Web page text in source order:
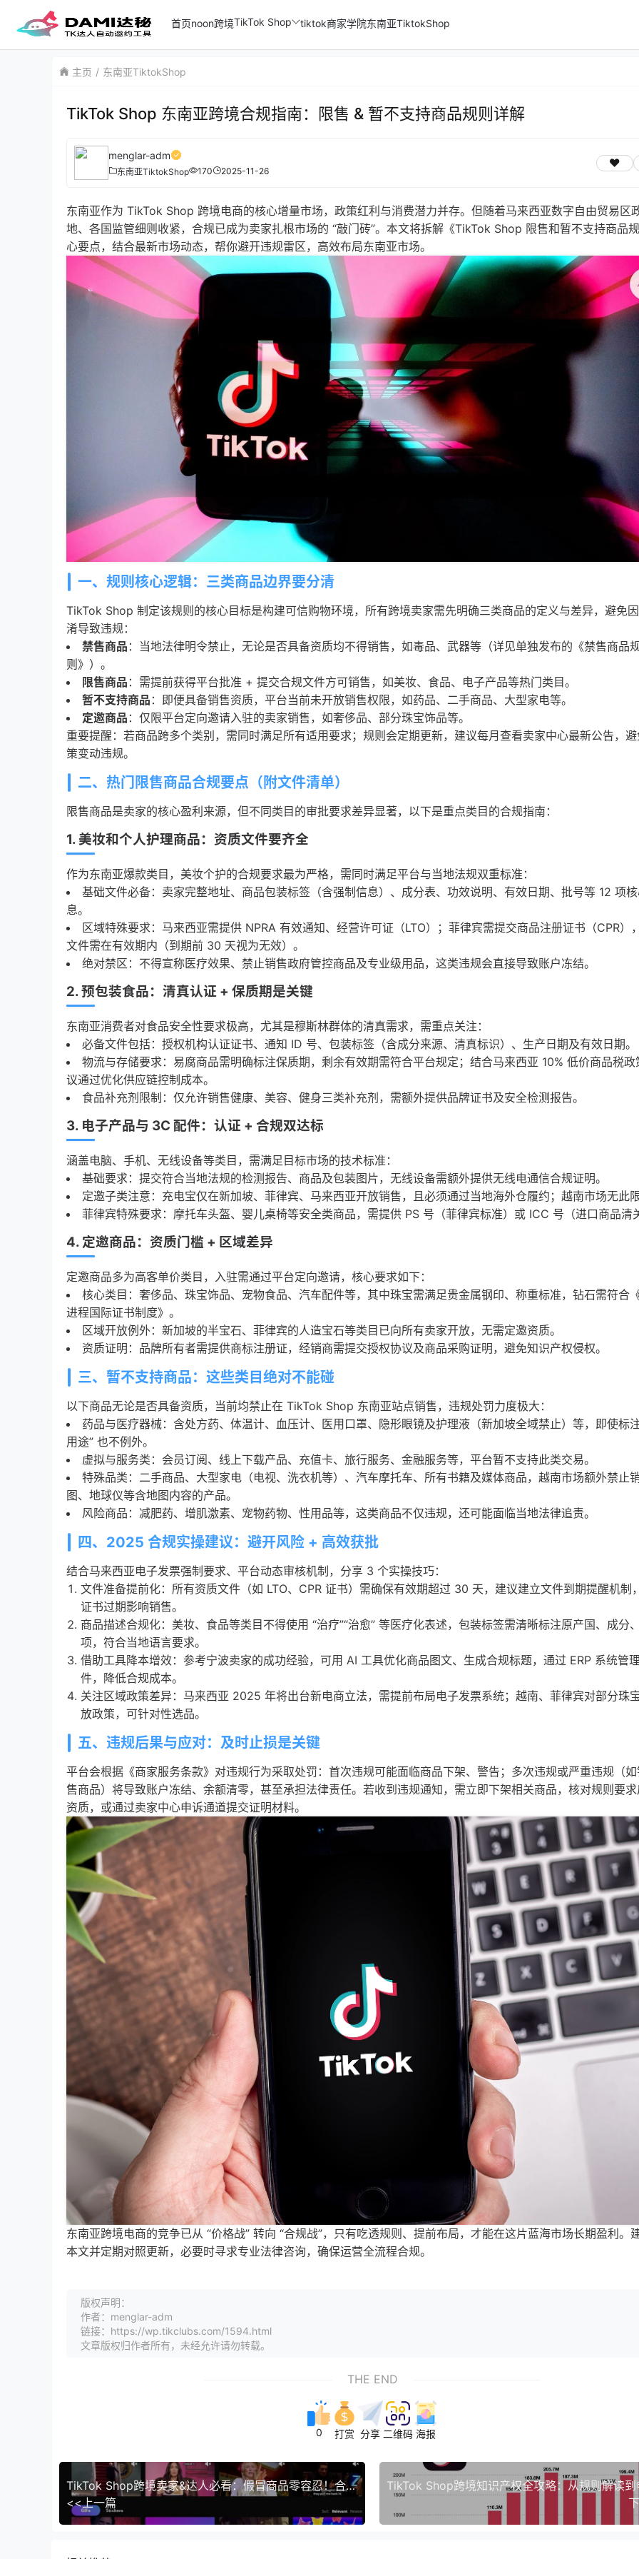
首页noon跨境TikTok Shop tiktok商家学院东南亚TiktokShop
主页 东南亚TiktokShop
TikTok Shop 东南亚跨境合规指南：限售 & 暂不支持商品规则详解
menglar-adm
东南亚TiktokShop 170 2025-11-26
东南亚作为 TikTok Shop 跨境电商的核心增量市场，政策红利与消费潜力并存。但随着马来西亚数字自由贸易区
地、各国监管细则收紧，合规已成为卖家扎根市场的 “敲门砖”。本文将拆解《TikTok Shop 限售和暂不支持商品
心要点，结合最新市场动态，帮你避开违规雷区，高效布局东南亚市场。
一、规则核心逻辑：三类商品边界要分清
TikTok Shop 制定该规则的核心目标是构建可信购物环境，所有跨境卖家需先明确三类商品的定义与差异，避免
淆导致违规：
禁售商品 ：当地法律明令禁止，无论是否具备资质均不得销售，如毒品、武器等（详见单独发布的《禁售商品
则》）。
限售商品 ：需提前获得平台批准 + 提交合规文件方可销售，如美妆、食品、电子产品等热门类目。
暂不支持商品 ：即便具备销售资质，平台当前未开放销售权限，如药品、二手商品、大型家电等。
定邀商品 ：仅限平台定向邀请入驻的卖家销售，如奢侈品、部分珠宝饰品等。
重要提醒：若商品跨多个类别，需同时满足所有适用要求；规则会定期更新，建议每月查看卖家中心最新公告，
策变动违规。
二、热门限售商品合规要点（附文件清单）
限售商品是卖家的核心盈利来源，但不同类目的审批要求差异显著，以下是重点类目的合规指南：
1. 美妆和个人护理商品：资质文件要齐全
作为东南亚爆款类目，美妆个护的合规要求最为严格，需同时满足平台与当地法规双重标准：
基础文件必备：卖家完整地址、商品包装标签（含强制信息）、成分表、功效说明、有效日期、批号等 12 项
息。
区域特殊要求：马来西亚需提供 NPRA 有效通知、经营许可证（LTO）；菲律宾需提交商品注册证书（CPR）
文件需在有效期内（到期前 30 天视为无效）。
绝对禁区：不得宣称医疗效果、禁止销售政府管控商品及专业级用品，这类违规会直接导致账户冻结。
2. 预包装食品：清真认证 + 保质期是关键
东南亚消费者对食品安全性要求极高，尤其是穆斯林群体的清真需求，需重点关注：
必备文件包括：授权机构认证证书、通知 ID 号、包装标签（含成分来源、清真标识）、生产日期及有效日期。
物流与存储要求：易腐商品需明确标注保质期，剩余有效期需符合平台规定；结合马来西亚 10% 低价商品税政
议通过优化供应链控制成本。
食品补充剂限制：仅允许销售健康、美容、健身三类补充剂，需额外提供品牌证书及安全检测报告。
3. 电子产品与 3C 配件：认证 + 合规双达标
涵盖电脑、手机、无线设备等类目，需满足目标市场的技术标准：
基础要求：提交符合当地法规的检测报告、商品及包装图片，无线设备需额外提供无线电通信合规证明。
定邀子类注意：充电宝仅在新加坡、菲律宾、马来西亚开放销售，且必须通过当地海外仓履约；越南市场无此
菲律宾特殊要求：摩托车头盔、婴儿桌椅等安全类商品，需提供 PS 号（菲律宾标准）或 ICC 号（进口商品清
4. 定邀商品：资质门槛 + 区域差异
定邀商品多为高客单价类目，入驻需通过平台定向邀请，核心要求如下：
核心类目：奢侈品、珠宝饰品、宠物食品、汽车配件等，其中珠宝需满足贵金属钢印、称重标准，钻石需符合
进程国际证书制度》。
区域开放例外：新加坡的半宝石、菲律宾的人造宝石等类目已向所有卖家开放，无需定邀资质。
资质证明：品牌所有者需提供商标注册证，经销商需提交授权协议及商品采购证明，避免知识产权侵权。
三、暂不支持商品：这些类目绝对不能碰
以下商品无论是否具备资质，当前均禁止在 TikTok Shop 东南亚站点销售，违规处罚力度极大：
药品与医疗器械：含处方药、体温计、血压计、医用口罩、隐形眼镜及护理液（新加坡全域禁止）等，即使标
用途” 也不例外。
虚拟与服务类：会员订阅、线上下载产品、充值卡、旅行服务、金融服务等，平台暂不支持此类交易。
特殊品类：二手商品、大型家电（电视、洗衣机等）、汽车摩托车、所有书籍及媒体商品，越南市场额外禁止
图、地球仪等含地图内容的产品。
风险商品：减肥药、增肌激素、宠物药物、性用品等，这类商品不仅违规，还可能面临当地法律追责。
四、2025 合规实操建议：避开风险 + 高效获批
结合马来西亚电子发票强制要求、平台动态审核机制，分享 3 个实操技巧：
文件准备提前化：所有资质文件（如 LTO、CPR 证书）需确保有效期超过 30 天，建议建立文件到期提醒机制
证书过期影响销售。
商品描述合规化：美妆、食品等类目不得使用 “治疗”“治愈” 等医疗化表述，包装标签需清晰标注原产国、成分
项，符合当地语言要求。
借助工具降本增效：参考宁波卖家的成功经验，可用 AI 工具优化商品图文、生成合规标题，通过 ERP 系统管
件，降低合规成本。
关注区域政策差异：马来西亚 2025 年将出台新电商立法，需提前布局电子发票系统；越南、菲律宾对部分珠
放政策，可针对性选品。
五、违规后果与应对：及时止损是关键
平台会根据《商家服务条款》对违规行为采取处罚：首次违规可能面临商品下架、警告；多次违规或严重违规（
售商品）将导致账户冻结、余额清零，甚至承担法律责任。若收到违规通知，需立即下架相关商品，核对规则要
资质，或通过卖家中心申诉通道提交证明材料。
东南亚跨境电商的竞争已从 “价格战” 转向 “合规战”，只有吃透规则、提前布局，才能在这片蓝海市场长期盈利。
本文并定期对照更新，必要时寻求专业法律咨询，确保运营全流程合规。
版权声明：
作者：menglar-adm
链接：https://wp.tikclubs.com/1594.html
文章版权归作者所有，未经允许请勿转载。
THE END
0 打赏 分享 二维码 海报
TikTok Shop跨境卖家&达人必看：假冒商品零容忍！合规指南+处罚清单（2025版）
<<上一篇